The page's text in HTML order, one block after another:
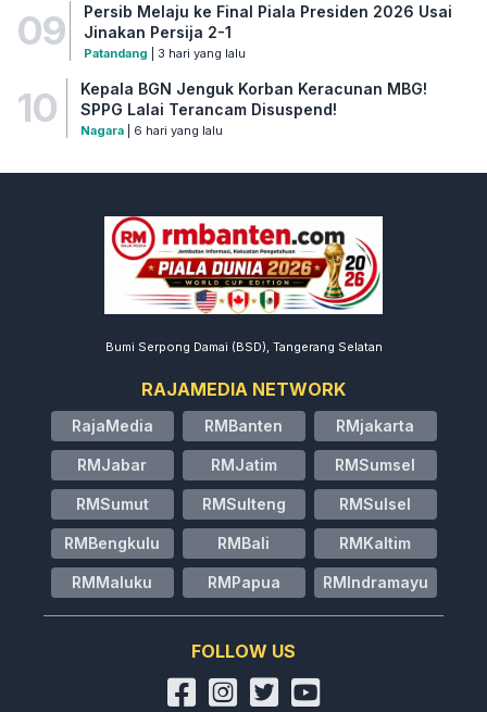
09
Persib Melaju ke Final Piala Presiden 2026 Usai
Jinakan Persija 2-1
Patandang | 3 hari yang lalu
10
Kepala BGN Jenguk Korban Keracunan MBG!
SPPG Lalai Terancam Disuspend!
Nagara| 6 hari yang lalu
Bumi Serpong Damai (BSD), Tangerang Selatan
RAJAMEDIA NETWORK
RajaMedia RMBanten RMjakarta
RMJabar RMJatim RMSumsel
RMSumut RMSulteng RMSulsel
RMBengkulu RMBali RMKaltim
RMMaluku RMPapua RMIndramayu
FOLLOW US